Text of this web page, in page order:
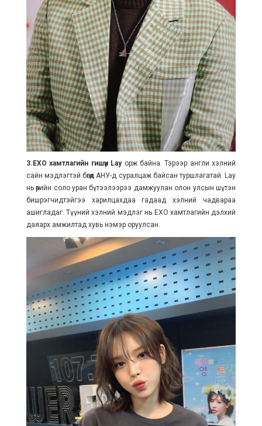
3.EXO хамтлагийн гишүүн Lay орж байна. Тэрээр англи хэлний
сайн мэдлэгтэй бөгөөд АНУ-д суралцаж байсан туршлагатай. Lay
нь өөрийн соло уран бүтээлээрээ дамжуулан олон улсын шүтэн
бишрэгчидтэйгээ харилцахдаа гадаад хэлний чадвараа
ашигладаг. Түүний хэлний мэдлэг нь EXO хамтлагийн дэлхий
даяарх амжилтад хувь нэмэр оруулсан.